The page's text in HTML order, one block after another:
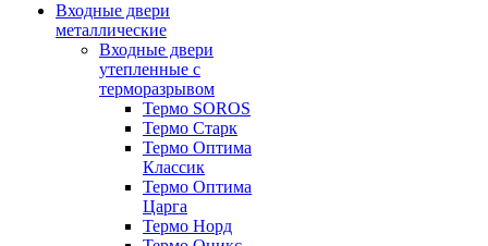
Входные двери
металлические
Входные двери
утепленные с
терморазрывом
Термо SOROS
Термо Старк
Термо Оптима
Классик
Термо Оптима
Царга
Термо Норд